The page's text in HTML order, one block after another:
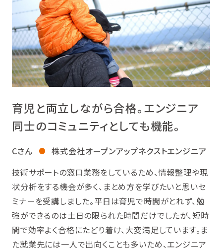
育児と両立しながら合格。エンジニア
同士のコミュニティとしても機能。
Cさん
株式会社オープンアップネクストエンジニア
技術サポートの窓口業務をしているため、情報整理や現
状分析をする機会が多く、まとめ方を学びたいと思いセ
ミナーを受講しました。平日は育児で時間がとれず、勉
強ができるのは土日の限られた時間だけでしたが、短時
間で効率よく合格にたどり着け、大変満足しています。ま
た就業先には一人で出向くことも多いため、エンジニア